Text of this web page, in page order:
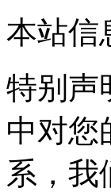
本站信
特别声
中对您
系，我